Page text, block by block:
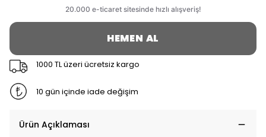
HEMEN AL
1000 TL üzeri ücretsiz kargo
10 gün içinde iade değişim
Ürün Açıklaması